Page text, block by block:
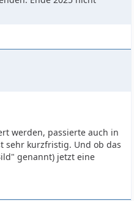
werden, passierte auch in
sehr kurzfristig. Und ob das
genannt) jetzt eine